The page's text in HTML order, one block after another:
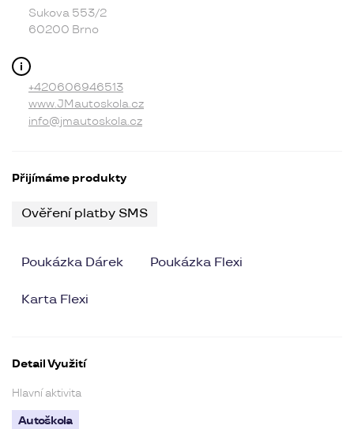
Sukova 553/2
60200 Brno
+420606946513
www.JMautoskola.cz
info@jmautoskola.cz
Přijímáme produkty
Ověření platby SMS
Poukázka Dárek Poukázka Flexi
Karta Flexi
Detail Využití
Hlavní aktivita
Autoškola